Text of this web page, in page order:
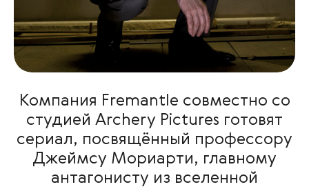
Компания Fremantle совместно со
студией Archery Pictures готовят
сериал, посвящённый профессору
Джеймсу Мориарти, главному
антагонисту из вселенной